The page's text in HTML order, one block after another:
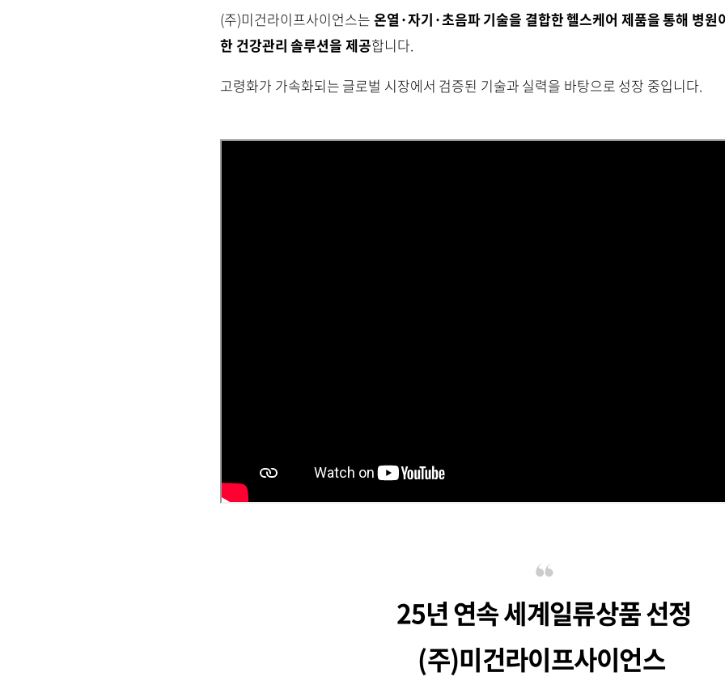
(주)미건라이프사이언스는 온열·자기·초음파 기술을 결합한 헬스케어 제품을 통해 병원
한 건강관리 솔루션을 제공합니다.
고령화가 가속화되는 글로벌 시장에서 검증된 기술과 실력을 바탕으로 성장 중입니다.
25년 연속 세계일류상품 선정
(주)미건라이프사이언스